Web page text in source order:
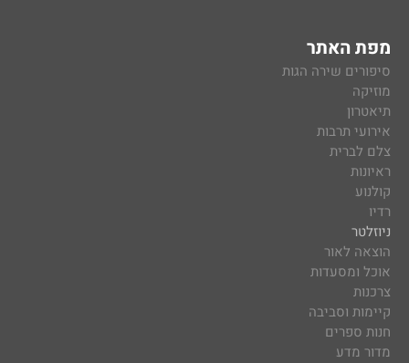
מפת האתר
סיפורים שירה הגות
מוזיקה
תיאטרון
אירועי תרבות
צלם לברית
ראיונות
קולנוע
רדיו
ניוזלטר
הוצאה לאור
אוכל ומסעדות
צרכנות
קיימות וסביבה
חנות ספרים
מדור מדע